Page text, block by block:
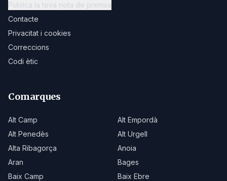
Publica la teva nota de premsa
Contacte
Privacitat i cookies
Correccions
Codi ètic
Comarques
Alt Camp
Alt Empordà
Alt Penedès
Alt Urgell
Alta Ribagorça
Anoia
Aran
Bages
Baix Camp
Baix Ebre